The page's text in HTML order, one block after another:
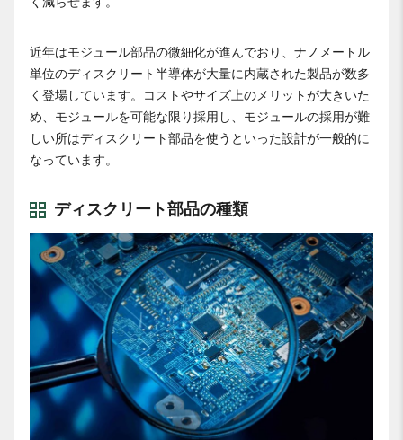
近年はモジュール部品の微細化が進んでおり、ナノメートル
単位のディスクリート半導体が大量に内蔵された製品が数多
く登場しています。コストやサイズ上のメリットが大きいた
め、モジュールを可能な限り採用し、モジュールの採用が難
しい所はディスクリート部品を使うといった設計が一般的に
なっています。
ディスクリート部品の種類